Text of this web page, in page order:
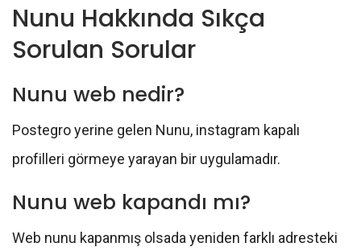
Nunu Hakkında Sıkça
Sorulan Sorular
Nunu web nedir?
Postegro yerine gelen Nunu, instagram kapalı
profilleri görmeye yarayan bir uygulamadır.
Nunu web kapandı mı?
Web nunu kapanmış olsada yeniden farklı adresteki